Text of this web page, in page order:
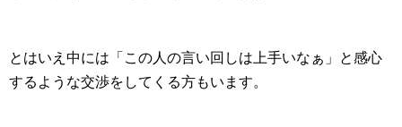
とはいえ中には「この人の言い回しは上手いなぁ」と感心
するような交渉をしてくる方もいます。